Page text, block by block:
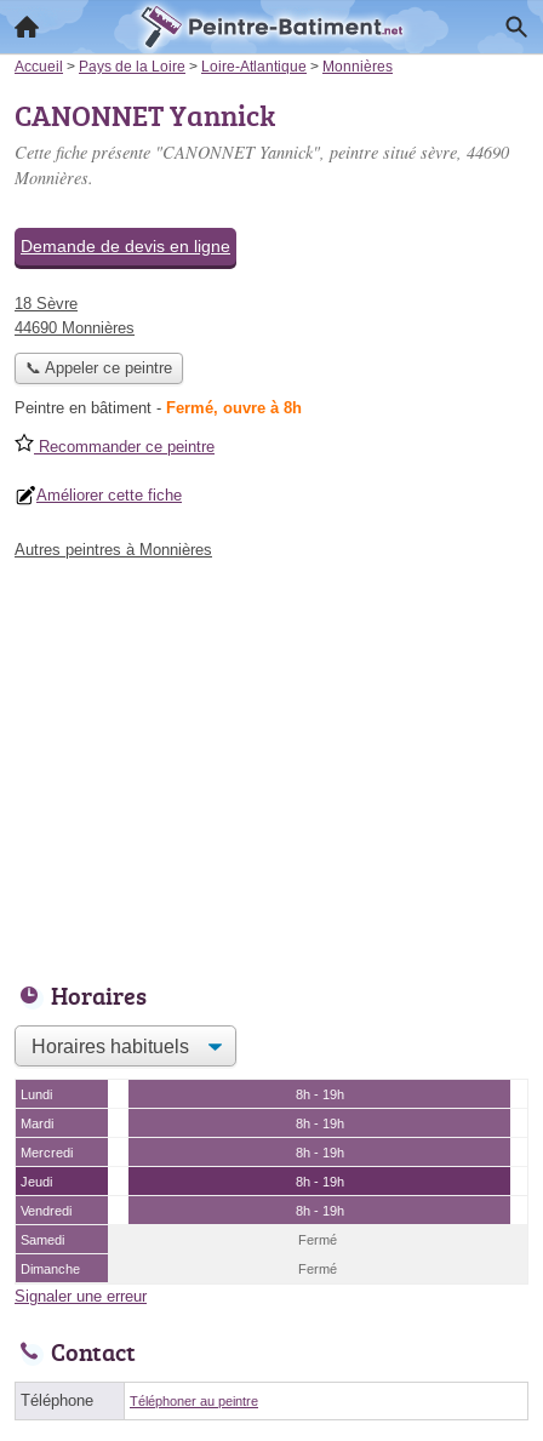
Accueil > Pays de la Loire > Loire-Atlantique > Monnières
CANONNET Yannick
Cette fiche présente "CANONNET Yannick", peintre situé sèvre, 44690
Monnières.
Demande de devis en ligne
18 Sèvre
44690 Monnières
📞 Appeler ce peintre
Peintre en bâtiment - Fermé, ouvre à 8h
Recommander ce peintre
Améliorer cette fiche
Autres peintres à Monnières
Horaires
Lundi
8h - 19h
Mardi
8h - 19h
Mercredi
8h - 19h
Jeudi
8h - 19h
Vendredi
8h - 19h
Samedi
Fermé
Dimanche
Fermé
Signaler une erreur
Contact
Téléphone Téléphoner au peintre